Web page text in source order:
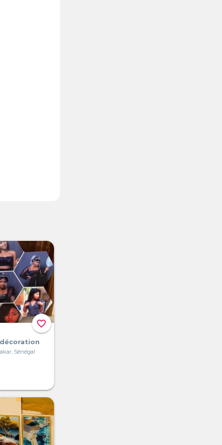
favorite_border
Sénégal